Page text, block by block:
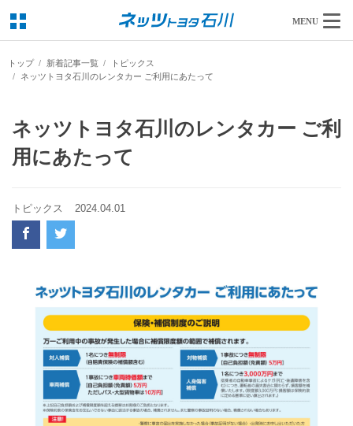
MENU
トップ 新着記事一覧
トピックス
ネッツトヨタ石川のレンタカー ご利用にあたって
ネッツトヨタ石川のレンタカー ご利
用にあたって
トピックス 2024.04.01